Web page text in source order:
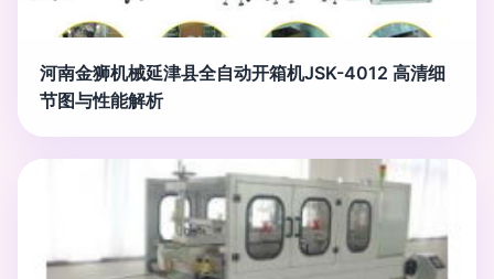
河南金狮机械延津县全自动开箱机JSK-4012 高清细
节图与性能解析